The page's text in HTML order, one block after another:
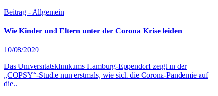
Beitrag - Allgemein
Wie Kinder und Eltern unter der Corona-Krise leiden
10/08/2020
Das Universitätsklinikums Hamburg-Eppendorf zeigt in der
„COPSY“-Studie nun erstmals, wie sich die Corona-Pandemie auf
die...